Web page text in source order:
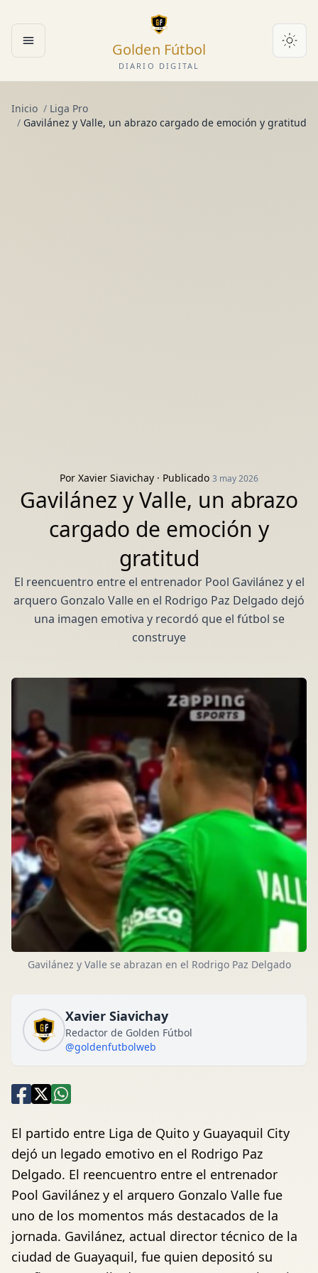
Abrir menú Golden Fútbol
DIARIO DIGITAL
Inicio / Liga Pro
/ Gavilánez y Valle, un abrazo cargado de emoción y gratitud
Por Xavier Siavichay · Publicado 3 may 2026
Gavilánez y Valle, un abrazo
cargado de emoción y
gratitud
El reencuentro entre el entrenador Pool Gavilánez y el
arquero Gonzalo Valle en el Rodrigo Paz Delgado dejó
una imagen emotiva y recordó que el fútbol se
construye
Gavilánez y Valle se abrazan en el Rodrigo Paz Delgado
Xavier Siavichay
Redactor de Golden Fútbol
@goldenfutbolweb
El partido entre Liga de Quito y Guayaquil City
dejó un legado emotivo en el Rodrigo Paz
Delgado. El reencuentro entre el entrenador
Pool Gavilánez y el arquero Gonzalo Valle fue
uno de los momentos más destacados de la
jornada. Gavilánez, actual director técnico de la
ciudad de Guayaquil, fue quien depositó su